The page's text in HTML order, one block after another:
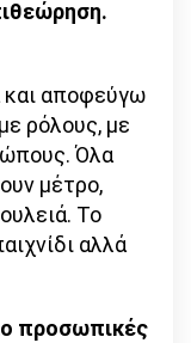
και αποφεύγω
ρόλους, με
Όλα
μέτρο,
Το
αλλά
προσωπικές